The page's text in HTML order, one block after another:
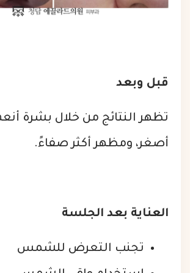
قبل وبعد
تظهر النتائج من خلال بشرة
أصغر، ومظهر أكثر صفاءً.
العناية بعد الجلسة
تجنب التعرض للشمس